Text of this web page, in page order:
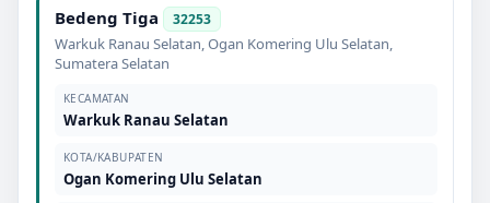
Bedeng Tiga 32253
Warkuk Ranau Selatan,Ogan Komering Ulu Selatan,
Sumatera Selatan
KECAMATAN
Warkuk Ranau Selatan
KOTA/KABUPATEN
Ogan Komering Ulu Selatan